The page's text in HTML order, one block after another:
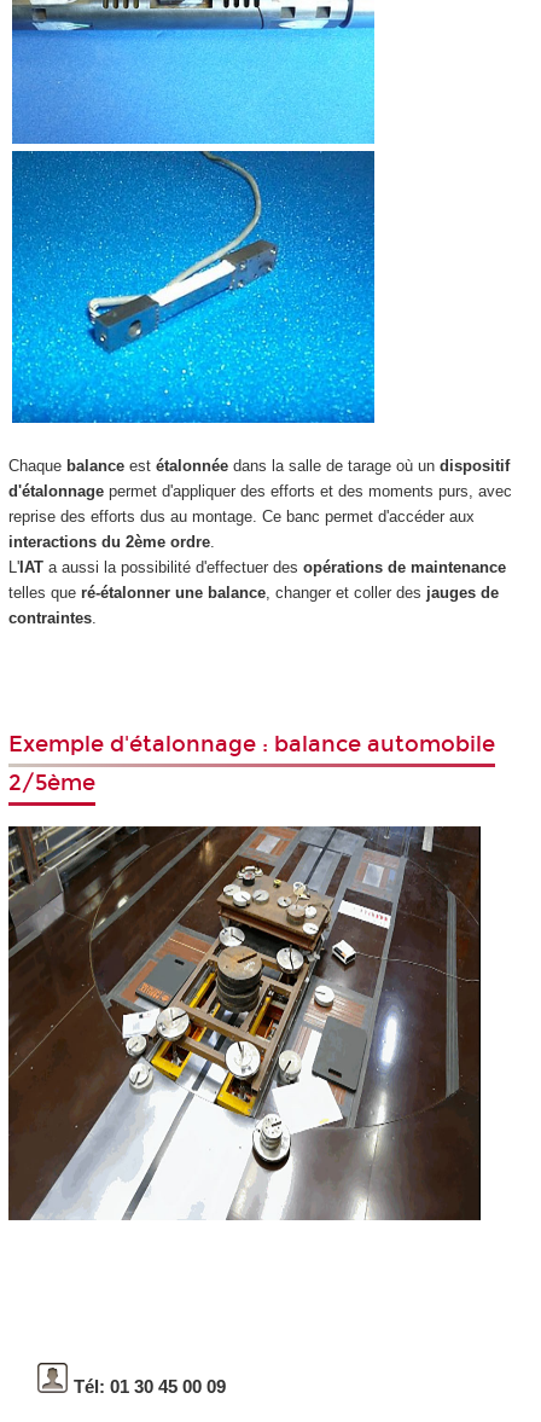
Chaque balanceest étalonnée dans la salle de tarage où un dispositif
d'étalonnagepermet d'appliquer des efforts et des moments purs, avec
reprise des efforts dus au montage. Ce banc permet d'accéder aux
interactions du 2ème ordre.
L'IATa aussi la possibilité d'effectuer des opérations de maintenance
telles que ré-étalonner une balance, changer et coller des jauges de
contraintes.
Exemple d'étalonnage : balance automobile
2/5ème
Tél: 01 30 45 00 09